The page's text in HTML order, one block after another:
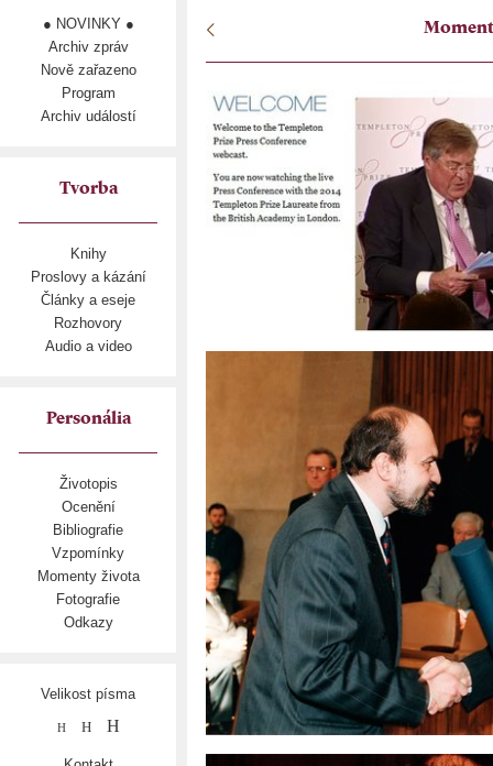
● NOVINKY ●
Archiv zpráv
Nově zařazeno
Program
Archiv událostí
Tvorba
Knihy
Proslovy a kázání
Články a eseje
Rozhovory
Audio a video
Personália
Životopis
Ocenění
Bibliografie
Vzpomínky
Momenty života
Fotografie
Odkazy
Velikost písma
H H H